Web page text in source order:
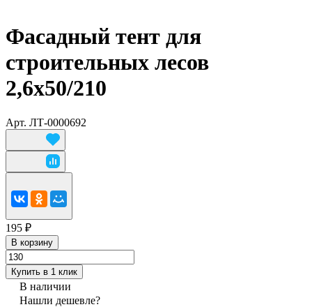
Фасадный тент для
строительных лесов
2,6х50/210
Арт. ЛТ-0000692
195 ₽
В корзину
Купить в 1 клик
В наличии
Нашли дешевле?